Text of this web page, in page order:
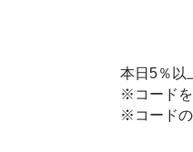
本日5％以
※コードを
※コードの